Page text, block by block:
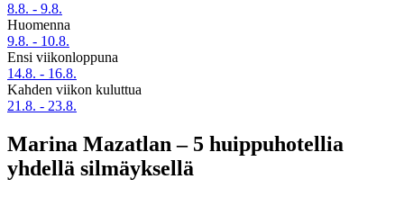
8.8. - 9.8.
Huomenna
9.8. - 10.8.
Ensi viikonloppuna
14.8. - 16.8.
Kahden viikon kuluttua
21.8. - 23.8.
Marina Mazatlan – 5 huippuhotellia
yhdellä silmäyksellä